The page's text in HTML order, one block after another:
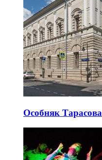
Особняк Тарасова